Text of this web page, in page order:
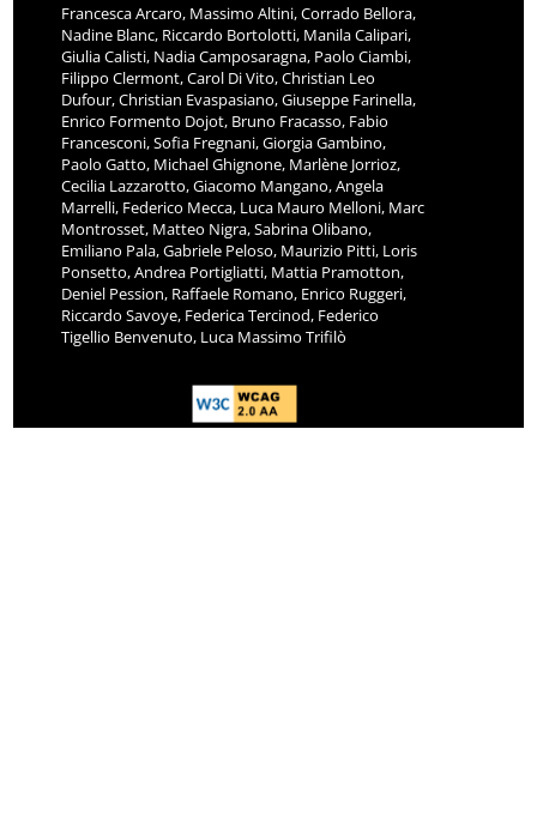
Francesca Arcaro, Massimo Altini, Corrado Bellora,
Nadine Blanc, Riccardo Bortolotti, Manila Calipari,
Giulia Calisti, Nadia Camposaragna, Paolo Ciambi,
Filippo Clermont, Carol Di Vito, Christian Leo
Dufour, Christian Evaspasiano, Giuseppe Farinella,
Enrico Formento Dojot, Bruno Fracasso, Fabio
Francesconi, Sofia Fregnani, Giorgia Gambino,
Paolo Gatto, Michael Ghignone, Marlène Jorrioz,
Cecilia Lazzarotto, Giacomo Mangano, Angela
Marrelli, Federico Mecca, Luca Mauro Melloni, Marc
Montrosset, Matteo Nigra, Sabrina Olibano,
Emiliano Pala, Gabriele Peloso, Maurizio Pitti, Loris
Ponsetto, Andrea Portigliatti, Mattia Pramotton,
Deniel Pession, Raffaele Romano, Enrico Ruggeri,
Riccardo Savoye, Federica Tercinod, Federico
Tigellio Benvenuto, Luca Massimo Trifilò